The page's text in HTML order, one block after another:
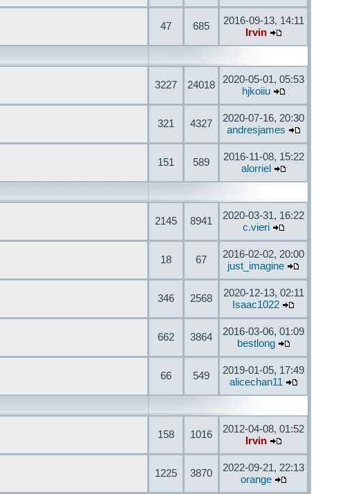
47 685
2016-09-13, 14:11
Irvin
3227 24018
2020-05-01, 05:53
hjkoiiu
321 4327
2020-07-16, 20:30
andresjames
151 589
2016-11-08, 15:22
alorriel
2145 8941
2020-03-31, 16:22
c.vieri
18 67
2016-02-02, 20:00
just_imagine
346 2568
2020-12-13, 02:11
Isaac1022
662 3864
2016-03-06, 01:09
bestlong
66 549
2019-01-05, 17:49
alicechan11
158 1016
2012-04-08, 01:52
Irvin
1225 3870
2022-09-21, 22:13
orange